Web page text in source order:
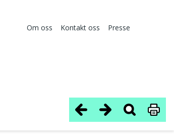
Om oss Kontakt oss Presse